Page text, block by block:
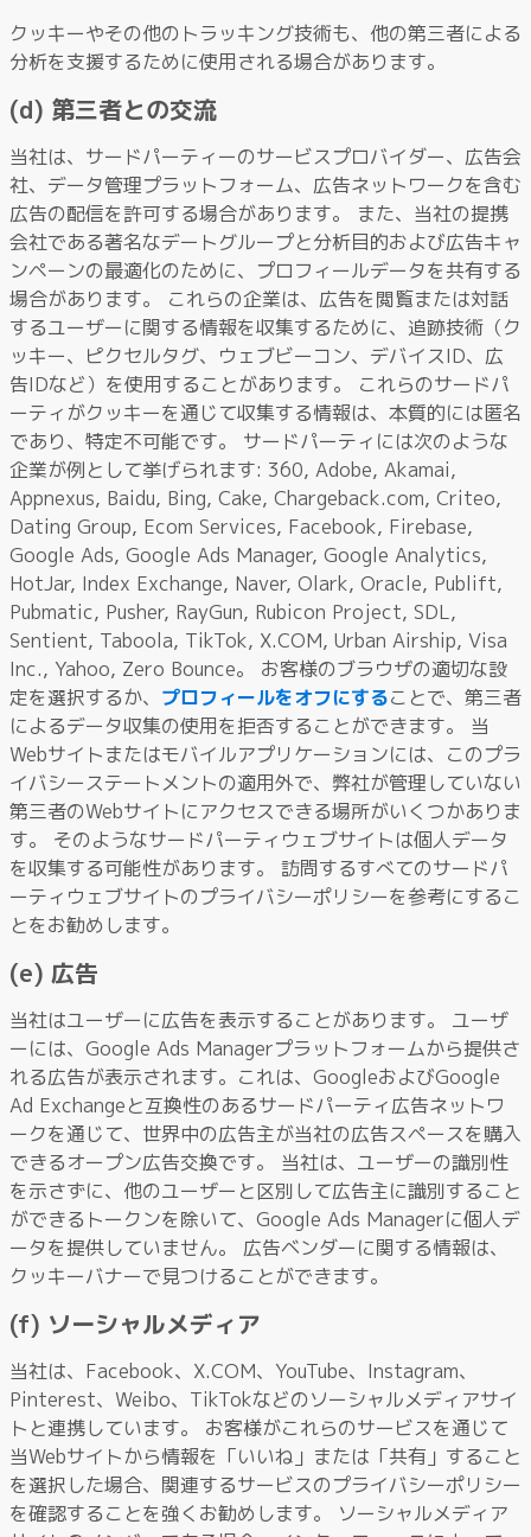
クッキーやその他のトラッキング技術も、他の第三者による
分析を支援するために使用される場合があります。
(d) 第三者との交流
当社は、サードパーティーのサービスプロバイダー、広告会
社、データ管理プラットフォーム、広告ネットワークを含む
広告の配信を許可する場合があります。 また、当社の提携
会社である著名なデートグループと分析目的および広告キャ
ンペーンの最適化のために、プロフィールデータを共有する
場合があります。 これらの企業は、広告を閲覧または対話
するユーザーに関する情報を収集するために、追跡技術（ク
ッキー、ピクセルタグ、ウェブビーコン、デバイスID、広
告IDなど）を使用することがあります。 これらのサードパ
ーティがクッキーを通じて収集する情報は、本質的には匿名
であり、特定不可能です。 サードパーティには次のような
企業が例として挙げられます: 360, Adobe, Akamai,
Appnexus, Baidu, Bing, Cake, Chargeback.com, Criteo,
Dating Group, Ecom Services, Facebook, Firebase,
Google Ads, Google Ads Manager, Google Analytics,
HotJar, Index Exchange, Naver, Olark, Oracle, Publift,
Pubmatic, Pusher, RayGun, Rubicon Project, SDL,
Sentient, Taboola, TikTok, X.COM, Urban Airship, Visa
Inc., Yahoo, Zero Bounce。 お客様のブラウザの適切な設
定を選択するか、 プロフィールをオフにすることで、第三者
によるデータ収集の使用を拒否することができます。 当
Webサイトまたはモバイルアプリケーションには、このプラ
イバシーステートメントの適用外で、弊社が管理していない
第三者のWebサイトにアクセスできる場所がいくつかありま
す。 そのようなサードパーティウェブサイトは個人データ
を収集する可能性があります。 訪問するすべてのサードパ
ーティウェブサイトのプライバシーポリシーを参考にするこ
とをお勧めします。
(e) 広告
当社はユーザーに広告を表示することがあります。 ユーザ
ーには、Google Ads Managerプラットフォームから提供さ
れる広告が表示されます。これは、GoogleおよびGoogle
Ad Exchangeと互換性のあるサードパーティ広告ネットワ
ークを通じて、世界中の広告主が当社の広告スペースを購入
できるオープン広告交換です。 当社は、ユーザーの識別性
を示さずに、他のユーザーと区別して広告主に識別すること
ができるトークンを除いて、Google Ads Managerに個人デ
ータを提供していません。 広告ベンダーに関する情報は、
クッキーバナーで見つけることができます。
(f) ソーシャルメディア
当社は、Facebook、X.COM、YouTube、Instagram、
Pinterest、Weibo、TikTokなどのソーシャルメディアサイ
トと連携しています。 お客様がこれらのサービスを通じて
当Webサイトから情報を「いいね」または「共有」すること
を選択した場合、関連するサービスのプライバシーポリシー
を確認することを強くお勧めします。 ソーシャルメディア